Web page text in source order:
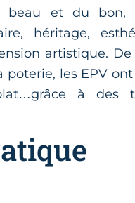
et du bon,
héritage,
artistique.
les EPV
à des